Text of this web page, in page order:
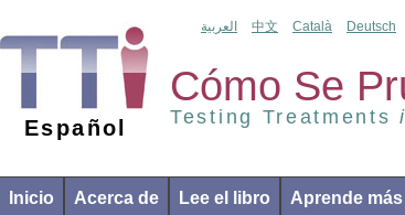
Español
Cómo Se
Testing Treatments
العربية 中文 Català Deutsch
Inicio Acerca de Lee el libro Aprende más